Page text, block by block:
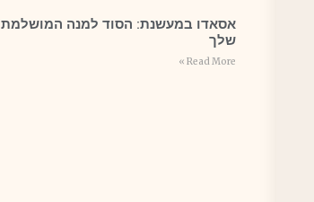
אסאדו במעשנת: הסוד למנה המושלמת
שלך
Read More »